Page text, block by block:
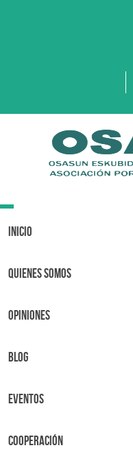
Toggle
Inicio
Quienes Somos
OPINIONES
BLOG
Eventos
Cooperación